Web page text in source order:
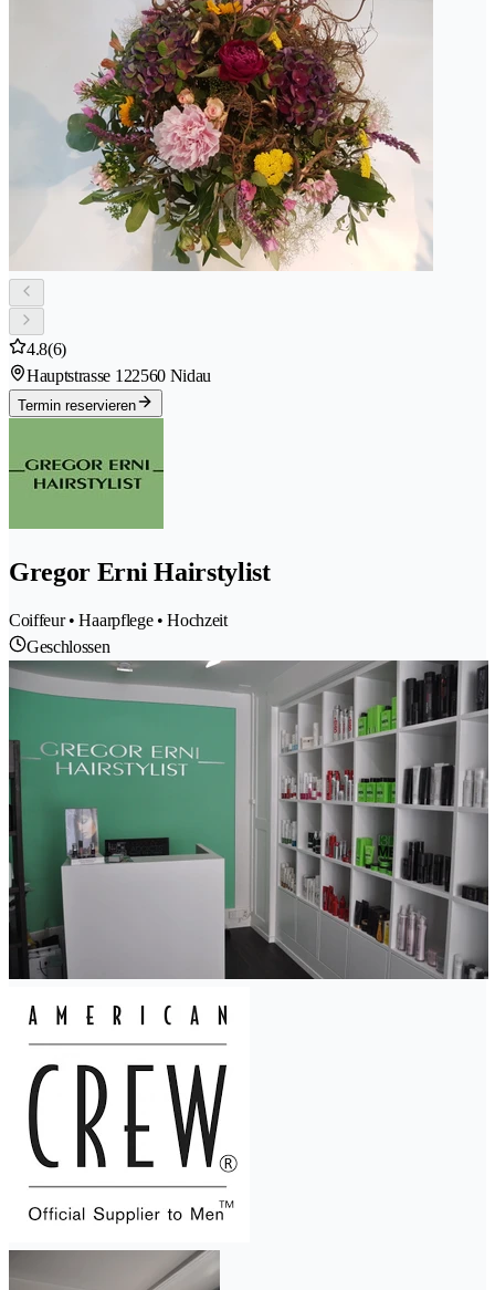
4.8(6)
Hauptstrasse 122560 Nidau
Termin reservieren
Gregor Erni Hairstylist
Coiffeur • Haarpflege • Hochzeit
Geschlossen